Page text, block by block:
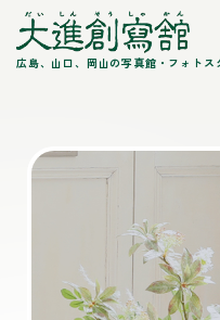
広島、山口、岡山の写真館・フォトス